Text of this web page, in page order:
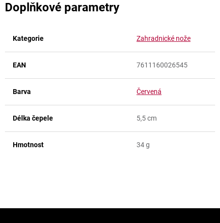
Doplňkové parametry
Kategorie Zahradnické nože
EAN 7611160026545
Barva Červená
Délka čepele 5,5 cm
Hmotnost 34 g